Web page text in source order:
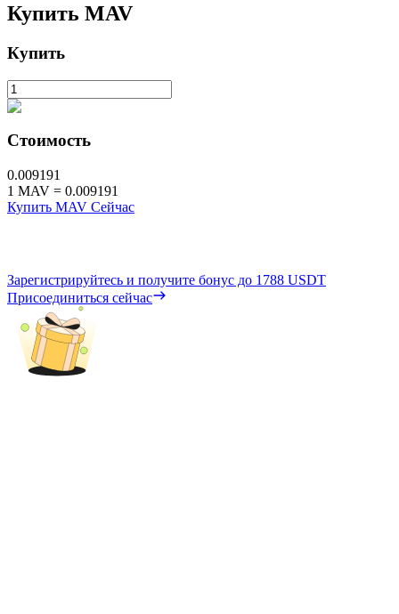
Купить MAV
Купить
Стоимость
0.009191
1 MAV = 0.009191
Купить MAV Сейчас
Зарегистрируйтесь и получите бонус до 1788 USDT
Присоединиться сейчас